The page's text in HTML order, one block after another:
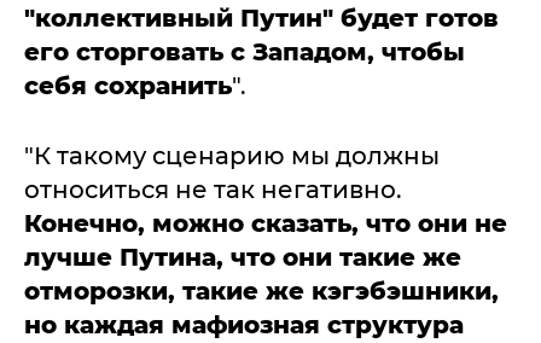
"коллективный Путин" будет готов
его сторговать с Западом, чтобы
себя сохранить".
"К такому сценарию мы должны
относиться не так негативно.
Конечно, можно сказать, что они не
лучше Путина, что они такие же
отморозки, такие же кэгэбэшники,
но каждая мафиозная структура